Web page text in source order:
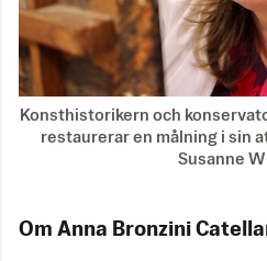
Konsthistorikern och
restaurerar en målning i sin
Susanne
Om Anna Bronzini